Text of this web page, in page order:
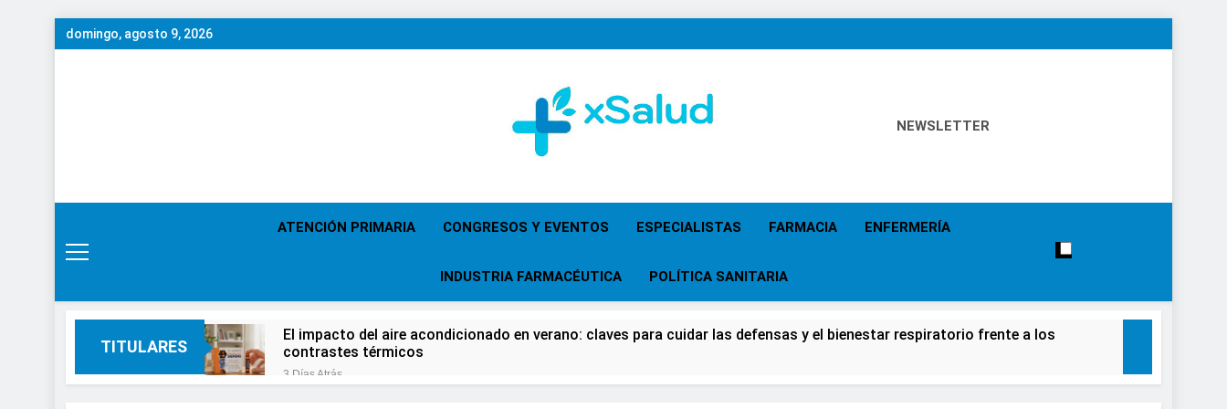
Saltar
al
domingo, agosto 9, 2026
XSalud
NEWSLETTER
ATENCIÓN PRIMARIA CONGRESOS Y EVENTOS ESPECIALISTAS FARMACIA ENFERMERÍA
INDUSTRIA FARMACÉUTICA POLÍTICA SANITARIA
TITULARES
El impacto del aire acondicionado en verano: claves para cuidar las defensas y el bienestar respiratorio frente a los
contrastes térmicos
3 Días Atrás